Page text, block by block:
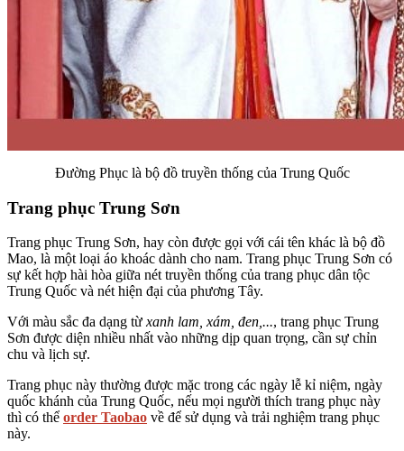
Đường Phục là bộ đồ truyền thống của Trung Quốc
Trang phục Trung Sơn
Trang phục Trung Sơn, hay còn được gọi với cái tên khác là bộ đồ
Mao, là một loại áo khoác dành cho nam. Trang phục Trung Sơn có
sự kết hợp hài hòa giữa nét truyền thống của trang phục dân tộc
Trung Quốc và nét hiện đại của phương Tây.
Với màu sắc đa dạng từ xanh lam, xám, đen,..., trang phục Trung
Sơn được diện nhiều nhất vào những dịp quan trọng, cần sự chỉn
chu và lịch sự.
Trang phục này thường được mặc trong các ngày lễ kỉ niệm, ngày
quốc khánh của Trung Quốc, nếu mọi người thích trang phục này
thì có thể order Taobao về để sử dụng và trải nghiệm trang phục
này.